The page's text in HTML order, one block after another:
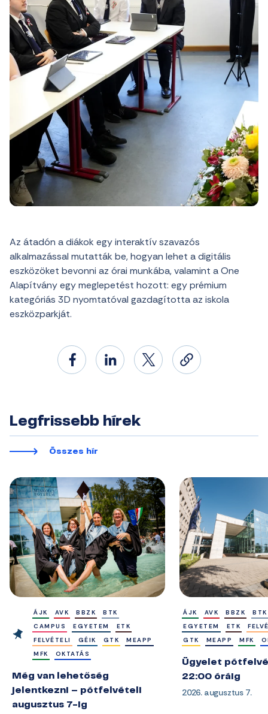
Az átadón a diákok egy interaktív szavazós
alkalmazással mutatták be, hogyan lehet a digitális
eszközöket bevonni az órai munkába, valamint a One
Alapítvány egy meglepetést hozott: egy prémium
kategóriás 3D nyomtatóval gazdagította az iskola
eszközparkját.
Legfrissebb hírek
Összes hír
ÁJK AVK BBZK
BTK
CAMPUS
EGYETEM
ETK
FELVÉTELI
GÉIK GTK
MEAPP
MFK
OKTATÁS
Még van lehetőség
jelentkezni – pótfelvételi
augusztus 7-ig
ÁJK AVK BBZK
BTK
EGYETEM
ETK
GTK
MEAPP MFK
Ügyelet
22:00 óráig
2026. augusztus 7.